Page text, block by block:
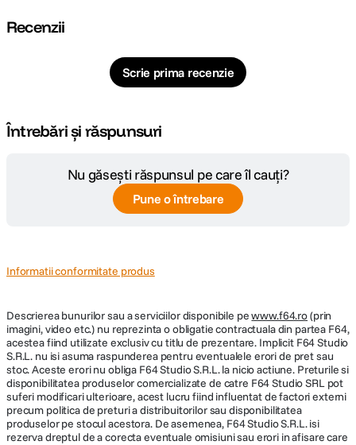
Recenzii
Scrie prima recenzie
Întrebări și răspunsuri
Nu găsești răspunsul pe care îl cauți?
Pune o întrebare
Informatii conformitate produs
Descrierea bunurilor sau a serviciilor disponibile pewww.f64.ro(prin
imagini, video etc.) nu reprezinta o obligatie contractuala din partea F64,
acestea fiind utilizate exclusiv cu titlu de prezentare. Implicit F64 Studio
S.R.L. nu isi asuma raspunderea pentru eventualele erori de pret sau
stoc. Aceste erori nu obliga F64 Studio S.R.L. la nicio actiune. Preturile si
disponibilitatea produselor comercializate de catre F64 Studio SRL pot
suferi modificari ulterioare, acest lucru fiind influentat de factori externi
precum politica de preturi a distribuitorilor sau disponibilitatea
produselor pe stocul acestora. De asemenea, F64 Studio S.R.L. isi
rezerva dreptul de a corecta eventuale omisiuni sau erori in afisare care